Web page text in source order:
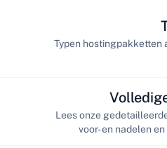
Typen hostingpakketten
Lees onze
voor- en nadelen